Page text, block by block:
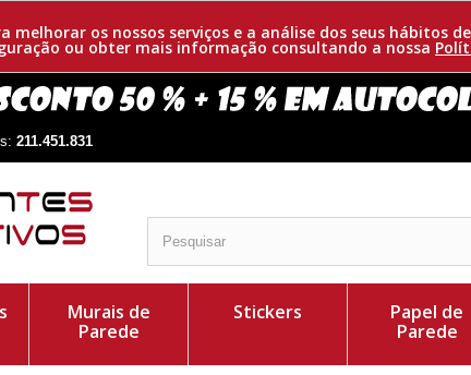
os nossos serviços e a análise dos seus hábitos
ou obter mais informação consultando a nossa
211.451.831
Murais de
Parede
Stickers
Papel de
Parede